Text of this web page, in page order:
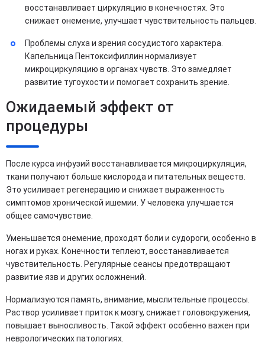
восстанавливает циркуляцию в конечностях. Это
снижает онемение, улучшает чувствительность пальцев.
Проблемы слуха и зрения сосудистого характера.
Капельница Пентоксифиллин нормализует
микроциркуляцию в органах чувств. Это замедляет
развитие тугоухости и помогает сохранить зрение.
Ожидаемый эффект от
процедуры
После курса инфузий восстанавливается микроциркуляция,
ткани получают больше кислорода и питательных веществ.
Это усиливает регенерацию и снижает выраженность
симптомов хронической ишемии. У человека улучшается
общее самочувствие.
Уменьшается онемение, проходят боли и судороги, особенно в
ногах и руках. Конечности теплеют, восстанавливается
чувствительность. Регулярные сеансы предотвращают
развитие язв и других осложнений.
Нормализуются память, внимание, мыслительные процессы.
Раствор усиливает приток к мозгу, снижает головокружения,
повышает выносливость. Такой эффект особенно важен при
неврологических патологиях.